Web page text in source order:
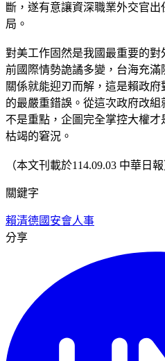
斷，遂有意讓資深職業外交官
局。
對美工作固然是我國最重要的
前國際情勢詭譎多變，台海充
關係就能迎刃而解，這是賴政
的最嚴重錯誤。從這次政府改
不是重點，企圖完全掌控大權
枯竭的窘況。
（本文刊載於114.09.03 中華日報
關鍵字
賴清德國安會人事
分享